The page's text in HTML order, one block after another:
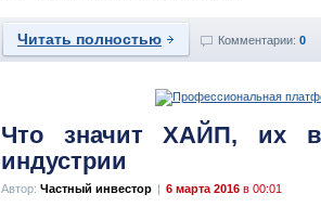
Читать полностью Комментарии: 0
Что значит ХАЙП, их
индустрии
Автор: Частный инвестор | 6 марта 2016 в 00:01